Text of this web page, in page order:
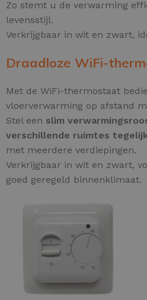
Zo stemt u de verwarming
levensstijl.
Verkrijgbaar in wit en zwart,
Draadloze WiFi-
Met de WiFi-thermostaat
vloerverwarming op afstand
Stel een slim
verschillende ruimtes
met meerdere verdiepingen.
Verkrijgbaar in wit en zwart,
goed geregeld binnenklimaat.